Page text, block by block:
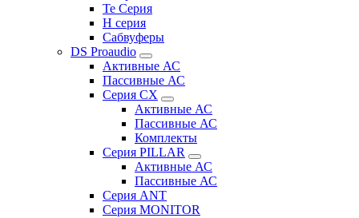
Te Серия
H серия
Сабвуферы
DS Proaudio
Активные АС
Пассивные АС
Серия CX
Активные АС
Пассивные АС
Комплекты
Серия PILLAR
Активные АС
Пассивные АС
Серия ANT
Серия MONITOR